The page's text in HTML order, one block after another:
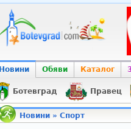
Новини Обяви Каталог
Ботевград Правец
Новини» Спорт